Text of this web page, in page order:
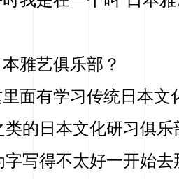
本雅艺俱乐部？
面有学习传统日本文
类的日本文化研习俱
写得不太好一开始